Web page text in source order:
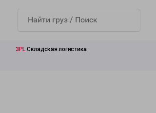
3PL Складская логистика